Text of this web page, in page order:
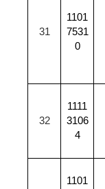
31
1101
7531
0
32
1111
3106
4
1101